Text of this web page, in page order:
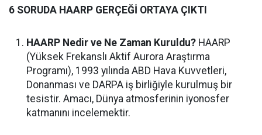
6 SORUDA HAARP GERÇEĞİ ORTAYA ÇIKTI
HAARP Nedir ve Ne Zaman Kuruldu? HAARP
(Yüksek Frekanslı Aktif Aurora Araştırma
Programı), 1993 yılında ABD Hava Kuvvetleri,
Donanması ve DARPA iş birliğiyle kurulmuş bir
tesistir. Amacı, Dünya atmosferinin iyonosfer
katmanını incelemektir.